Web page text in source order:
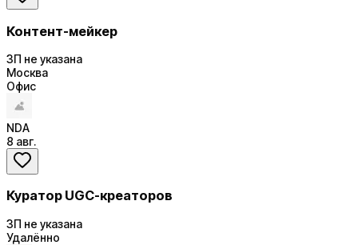
Контент-мейкер
ЗП не указана
Москва
Офис
NDA
8 авг.
Куратор UGC-креаторов
ЗП не указана
Удалённо